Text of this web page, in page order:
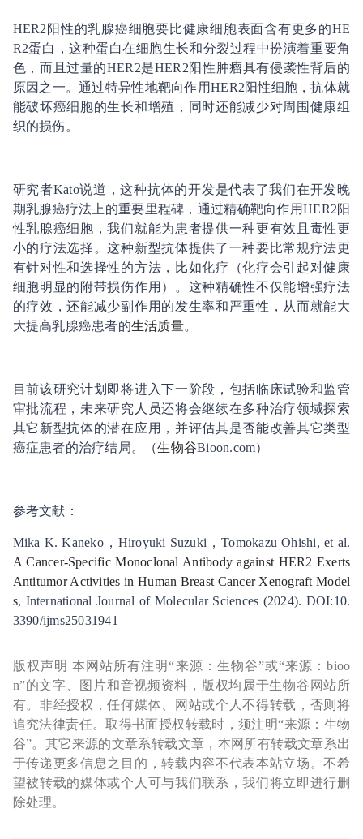
HER2阳性的乳腺癌细胞要比健康细胞表面含有更多的HE
R2蛋白，这种蛋白在细胞生长和分裂过程中扮演着重要角
色，而且过量的HER2是HER2阳性肿瘤具有侵袭性背后的
原因之一。通过特异性地靶向作用HER2阳性细胞，抗体就
能破坏癌细胞的生长和增殖，同时还能减少对周围健康组
织的损伤。
研究者Kato说道，这种抗体的开发是代表了我们在开发晚
期乳腺癌疗法上的重要里程碑，通过精确靶向作用HER2阳
性乳腺癌细胞，我们就能为患者提供一种更有效且毒性更
小的疗法选择。这种新型抗体提供了一种要比常规疗法更
有针对性和选择性的方法，比如化疗（化疗会引起对健康
细胞明显的附带损伤作用）。这种精确性不仅能增强疗法
的疗效，还能减少副作用的发生率和严重性，从而就能大
大提高乳腺癌患者的生活质量。
目前该研究计划即将进入下一阶段，包括临床试验和监管
审批流程，未来研究人员还将会继续在多种治疗领域探索
其它新型抗体的潜在应用，并评估其是否能改善其它类型
癌症患者的治疗结局。（生物谷Bioon.com）
参考文献：
Mika K. Kaneko，Hiroyuki Suzuki，Tomokazu Ohishi, et al.
A Cancer-Specific Monoclonal Antibody against HER2 Exerts
Antitumor Activities in Human Breast Cancer Xenograft Model
s, International Journal of Molecular Sciences (2024). DOI:10.
3390/ijms25031941
版权声明 本网站所有注明“来源：生物谷”或“来源：bioo
n”的文字、图片和音视频资料，版权均属于生物谷网站所
有。非经授权，任何媒体、网站或个人不得转载，否则将
追究法律责任。取得书面授权转载时，须注明“来源：生物
谷”。其它来源的文章系转载文章，本网所有转载文章系出
于传递更多信息之目的，转载内容不代表本站立场。不希
望被转载的媒体或个人可与我们联系，我们将立即进行删
除处理。